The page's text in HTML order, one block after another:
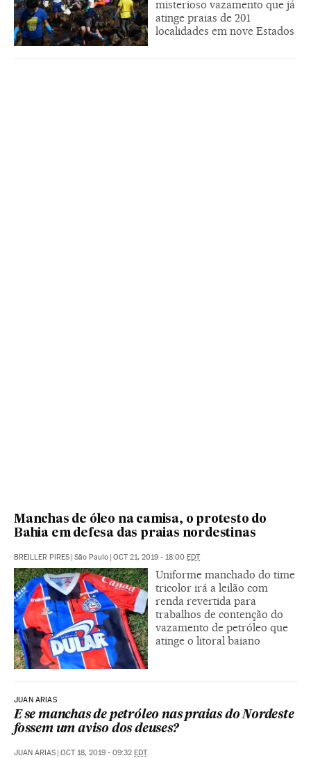
misterioso vazamento que já
atinge praias de 201
localidades em nove Estados
Manchas de óleo na camisa, o protesto do
Bahia em defesa das praias nordestinas
BREILLER PIRES | São Paulo | OCT 21, 2019 - 18:00 EDT
Uniforme manchado do time
tricolor irá a leilão com
renda revertida para
trabalhos de contenção do
vazamento de petróleo que
atinge o litoral baiano
JUAN ARIAS
E se manchas de petróleo nas praias do Nordeste
fossem um aviso dos deuses?
JUAN ARIAS | OCT 18, 2019 - 09:32 EDT